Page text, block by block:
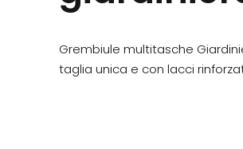
Grembiule multitasche
taglia unica e con lacci